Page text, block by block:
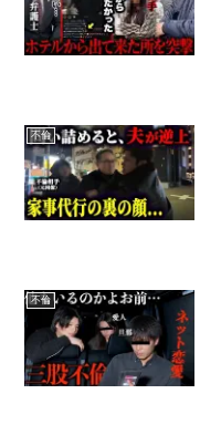
不倫
不倫